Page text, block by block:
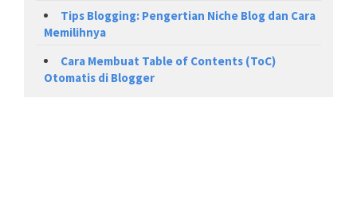
Tips Blogging: Pengertian Niche Blog dan Cara
Memilihnya
Cara Membuat Table of Contents (ToC)
Otomatis di Blogger